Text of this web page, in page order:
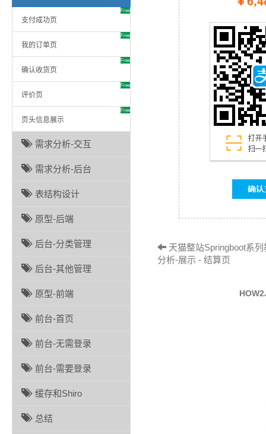
支付成功页
Free
我的订单页
Free
确认收货页
Free
评价页
Free
页头信息展示
Free
需求分析-交互
需求分析-后台
表结构设计
原型-后端
后台-分类管理
后台-其他管理
原型-前端
前台-首页
前台-无需登录
前台-需要登录
缓存和Shiro
总结
天猫整站Springboot系
分析-展示 - 结算页